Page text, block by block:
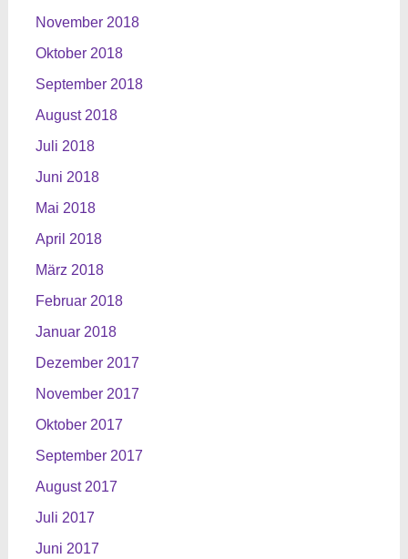
November 2018
Oktober 2018
September 2018
August 2018
Juli 2018
Juni 2018
Mai 2018
April 2018
März 2018
Februar 2018
Januar 2018
Dezember 2017
November 2017
Oktober 2017
September 2017
August 2017
Juli 2017
Juni 2017